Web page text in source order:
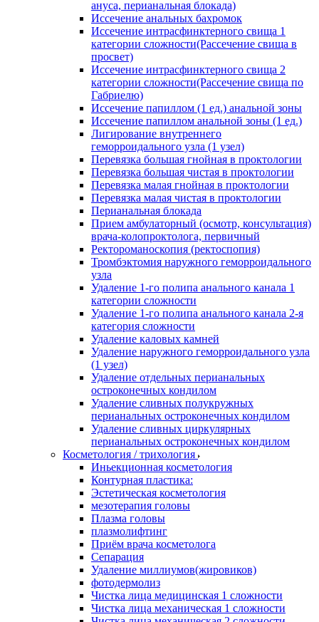
ануса, перианальная блокада)
Иссечение анальных бахромок
Иссечение интрасфинктерного свища 1
категории сложности(Рассечение свища в
просвет)
Иссечение интрасфинктерного свища 2
категории сложности(Рассечение свища по
Габриелю)
Иссечение папиллом (1 ед.) анальной зоны
Иссечение папиллом анальной зоны (1 ед.)
Лигирование внутреннего
геморроидального узла (1 узел)
Перевязка большая гнойная в проктологии
Перевязка большая чистая в проктологии
Перевязка малая гнойная в проктологии
Перевязка малая чистая в проктологии
Перианальная блокада
Прием амбулаторный (осмотр, консультация)
врача-колопроктолога, первичный
Ректороманоскопия (ректоспопия)
Тромбэктомия наружного геморроидального
узла
Удаление 1-го полипа анального канала 1
категории сложности
Удаление 1-го полипа анального канала 2-я
категория сложности
Удаление каловых камней
Удаление наружного геморроидального узла
(1 узел)
Удаление отдельных перианальных
остроконечных кондилом
Удаление сливных полукружных
перианальных остроконечных кондилом
Удаление сливных циркулярных
перианальных остроконечных кондилом
Косметология / трихология
Иньекционная косметология
Контурная пластика:
Эстетическая косметология
мезотерапия головы
Плазма головы
плазмолифтинг
Приём врача косметолога
Сепарация
Удаление миллиумов(жировиков)
фотодермолиз
Чистка лица медицинская 1 сложности
Чистка лица механическая 1 сложности